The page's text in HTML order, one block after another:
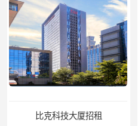
TCL国际E城招商处